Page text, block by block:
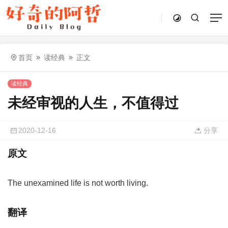
首页 读经典 正文
读经典
未经审视的人生，不值得过
2020-12-16 分享
原文
The unexamined life is not worth living.
翻译